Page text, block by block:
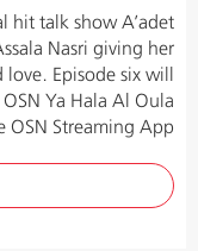
hit talk show A’adet
Nasri giving her
Episode six will
Ya Hala Al Oula
OSN Streaming App.